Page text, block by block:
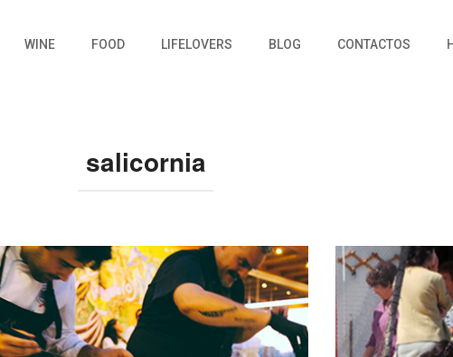
WINE FOOD LIFELOVERS BLOG CONTACTOS
salicornia